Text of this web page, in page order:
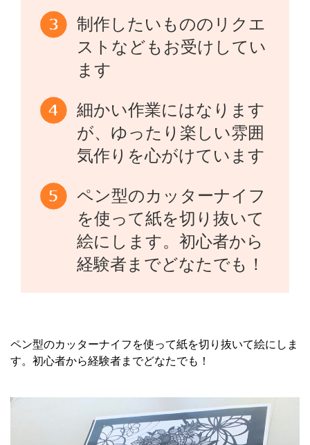
制作したいもののリクエ
ストなどもお受けしてい
ます
細かい作業にはなります
が、ゆったり楽しい雰囲
気作りを心がけています
ペン型のカッターナイフ
を使って紙を切り抜いて
絵にします。初心者から
経験者までどなたでも！
ペン型のカッターナイフを使って紙を切り抜いて絵にしま
す。初心者から経験者までどなたでも！